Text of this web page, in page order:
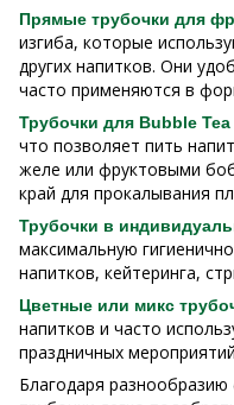
Прямые трубочки для
изгиба, которые
других напитков. Они
часто применяются в
Трубочки для Bubble Tea
что позволяет пить
желе или фруктовыми
край для прокалывания
Трубочки в
максимальную
напитков, кейтеринга,
Цветные или микс
напитков и часто
праздничных
Благодаря